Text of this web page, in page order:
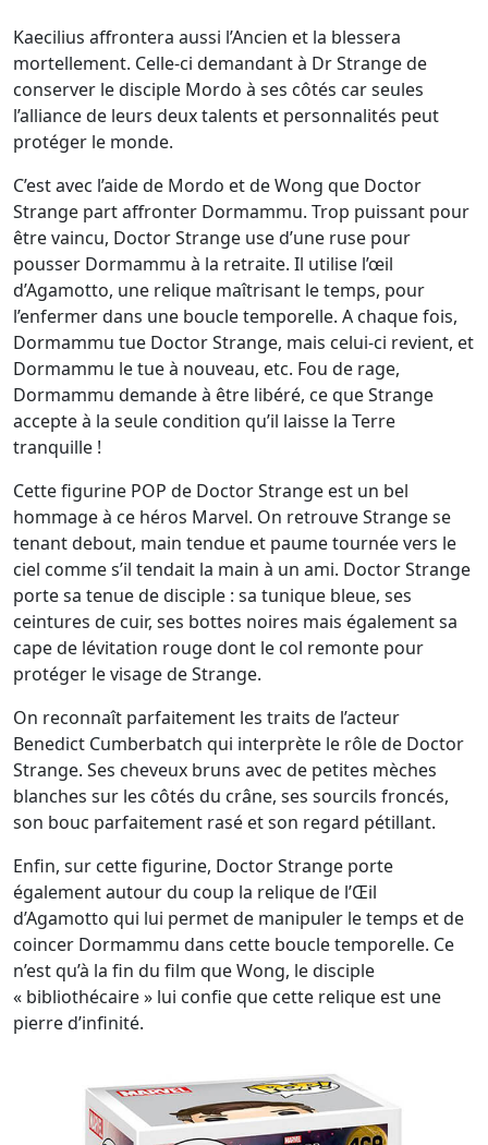
Kaecilius affrontera aussi l’Ancien et la blessera
mortellement. Celle-ci demandant à Dr Strange de
conserver le disciple Mordo à ses côtés car seules
l’alliance de leurs deux talents et personnalités peut
protéger le monde.
C’est avec l’aide de Mordo et de Wong que Doctor
Strange part affronter Dormammu. Trop puissant pour
être vaincu, Doctor Strange use d’une ruse pour
pousser Dormammu à la retraite. Il utilise l’œil
d’Agamotto, une relique maîtrisant le temps, pour
l’enfermer dans une boucle temporelle. A chaque fois,
Dormammu tue Doctor Strange, mais celui-ci revient, et
Dormammu le tue à nouveau, etc. Fou de rage,
Dormammu demande à être libéré, ce que Strange
accepte à la seule condition qu’il laisse la Terre
tranquille !
Cette figurine POP de Doctor Strange est un bel
hommage à ce héros Marvel. On retrouve Strange se
tenant debout, main tendue et paume tournée vers le
ciel comme s’il tendait la main à un ami. Doctor Strange
porte sa tenue de disciple : sa tunique bleue, ses
ceintures de cuir, ses bottes noires mais également sa
cape de lévitation rouge dont le col remonte pour
protéger le visage de Strange.
On reconnaît parfaitement les traits de l’acteur
Benedict Cumberbatch qui interprète le rôle de Doctor
Strange. Ses cheveux bruns avec de petites mèches
blanches sur les côtés du crâne, ses sourcils froncés,
son bouc parfaitement rasé et son regard pétillant.
Enfin, sur cette figurine, Doctor Strange porte
également autour du coup la relique de l’Œil
d’Agamotto qui lui permet de manipuler le temps et de
coincer Dormammu dans cette boucle temporelle. Ce
n’est qu’à la fin du film que Wong, le disciple
« bibliothécaire » lui confie que cette relique est une
pierre d’infinité.